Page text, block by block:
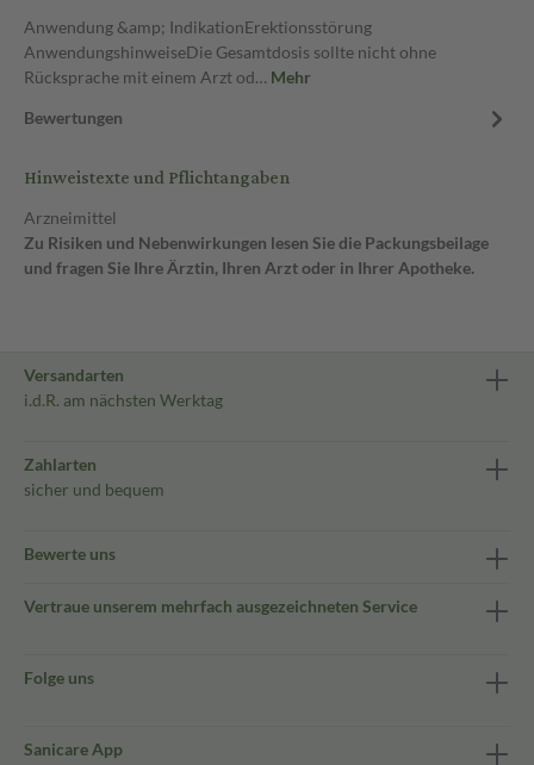
Anwendung &amp; IndikationErektionsstörung
AnwendungshinweiseDie Gesamtdosis sollte nicht ohne
Rücksprache mit einem Arzt od… Mehr
Bewertungen
Hinweistexte und Pflichtangaben
Arzneimittel
Zu Risiken und Nebenwirkungen lesen Sie die Packungsbeilage
und fragen Sie Ihre Ärztin, Ihren Arzt oder in Ihrer Apotheke.
Versandarten
i.d.R. am nächsten Werktag
Zahlarten
sicher und bequem
Bewerte uns
Vertraue unserem mehrfach ausgezeichneten Service
Folge uns
Sanicare App